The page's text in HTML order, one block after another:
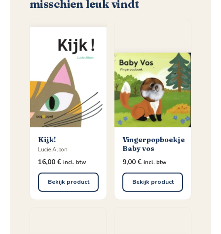
misschien leuk vindt
Kijk!
Lucie Albon
16,00€ incl. btw
Bekijk product
Vingerpopboekje
Baby vos
9,00€ incl. btw
Bekijk product